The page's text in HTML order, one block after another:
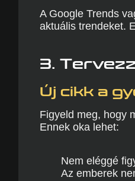
A Google Trends
aktuális trendeket.
3.
Új cikk a
Figyeld meg, hogy
Ennek oka lehet:
Nem eléggé
Az emberek